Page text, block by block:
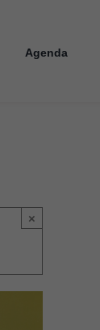
Agenda
×